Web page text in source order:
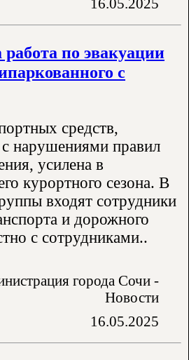
по эвакуации
с
средств,
нарушениями правил
усилена в
курортного сезона. В
входят сотрудники
и дорожного
с сотрудниками..
города Сочи -
Новости
16.05.2025